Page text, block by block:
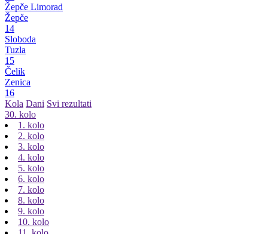
Žepče Limorad
Žepče
14
Sloboda
Tuzla
15
Čelik
Zenica
16
Kola Dani Svi rezultati
30. kolo
1. kolo
2. kolo
3. kolo
4. kolo
5. kolo
6. kolo
7. kolo
8. kolo
9. kolo
10. kolo